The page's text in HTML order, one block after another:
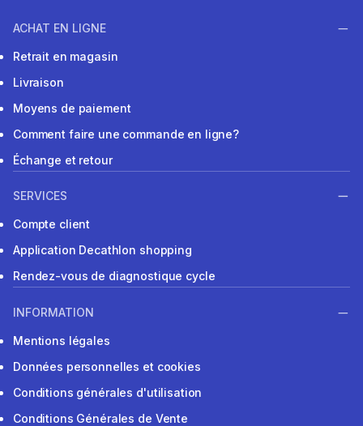
ACHAT EN LIGNE
Retrait en magasin
Livraison
Moyens de paiement
Comment faire une commande en ligne?
Échange et retour
SERVICES
Compte client
Application Decathlon shopping
Rendez-vous de diagnostique cycle
INFORMATION
Mentions légales
Données personnelles et cookies
Conditions générales d'utilisation
Conditions Générales de Vente